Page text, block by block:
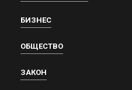
БИЗНЕС
ОБЩЕСТВО
ЗАКОН